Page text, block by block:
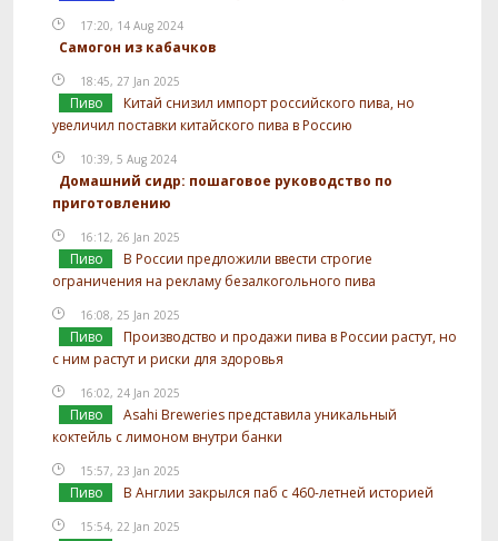
17:20, 14 Aug 2024
Самогон из кабачков
18:45, 27 Jan 2025
Пиво
Китай снизил импорт российского пива, но
увеличил поставки китайского пива в Россию
10:39, 5 Aug 2024
Домашний сидр: пошаговое руководство по
приготовлению
16:12, 26 Jan 2025
Пиво
В России предложили ввести строгие
ограничения на рекламу безалкогольного пива
16:08, 25 Jan 2025
Пиво
Производство и продажи пива в России растут, но
с ним растут и риски для здоровья
16:02, 24 Jan 2025
Пиво
Asahi Breweries представила уникальный
коктейль с лимоном внутри банки
15:57, 23 Jan 2025
Пиво В Англии закрылся паб с 460-летней историей
15:54, 22 Jan 2025